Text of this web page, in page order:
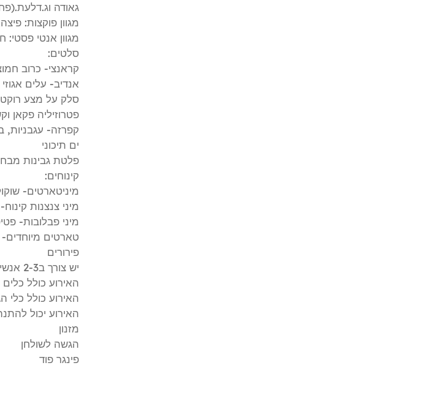
גאודה
מגוון פוקצות:
מגוון אנטי פסטי:
סלטים:
קראנצי- כרוב
אנדיב- עלים
סלק על מצע רוקט
פטרוזיליה פקאן
קפרזה- עגבניות,
ים תיכוני
פלטת גבינות
קינוחים:
מיניטארטים-
מיני צנצנות
מיני פבלובות-
טארטים מיוחדים-
פירורים
יש צורך ב2-3 אנשי צוות
האירוע כולל
האירוע כולל כלי
האירוע יכול
מזנון
הגשה לשולחן
פינגר פוד